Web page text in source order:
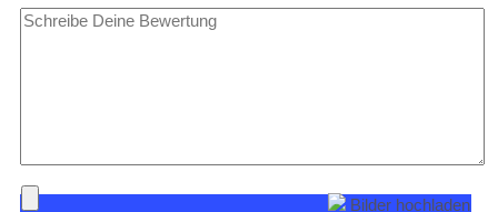
Bilder hochladen